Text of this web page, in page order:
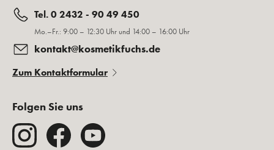
Tel. 0 2432 - 90 49 450
Mo.–Fr.: 9:00 – 12:30 Uhr und 14:00 – 16:00 Uhr
kontakt@kosmetikfuchs.de
Zum Kontaktformular
Folgen Sie uns